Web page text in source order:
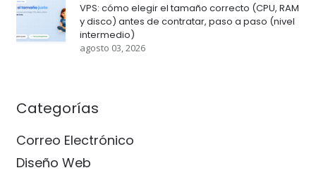
VPS: cómo elegir el tamaño correcto (CPU, RAM
y disco) antes de contratar, paso a paso (nivel
intermedio)
agosto 03, 2026
Categorías
Correo Electrónico
Diseño Web